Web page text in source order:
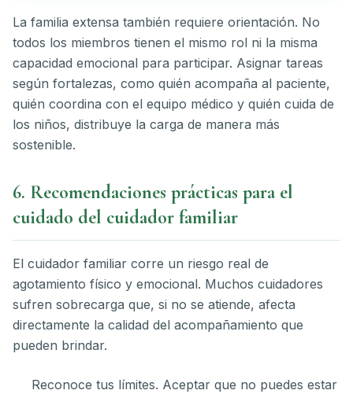
La familia extensa también requiere orientación. No
todos los miembros tienen el mismo rol ni la misma
capacidad emocional para participar. Asignar tareas
según fortalezas, como quién acompaña al paciente,
quién coordina con el equipo médico y quién cuida de
los niños, distribuye la carga de manera más
sostenible.
6. Recomendaciones prácticas para el
cuidado del cuidador familiar
El cuidador familiar corre un riesgo real de
agotamiento físico y emocional. Muchos cuidadores
sufren sobrecarga que, si no se atiende, afecta
directamente la calidad del acompañamiento que
pueden brindar.
Reconoce tus límites. Aceptar que no puedes estar